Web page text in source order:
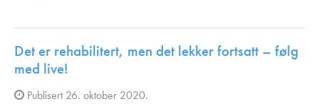
Det er rehabilitert, men det lekker fortsatt – følg
med live!
Publisert 26. oktober 2020.